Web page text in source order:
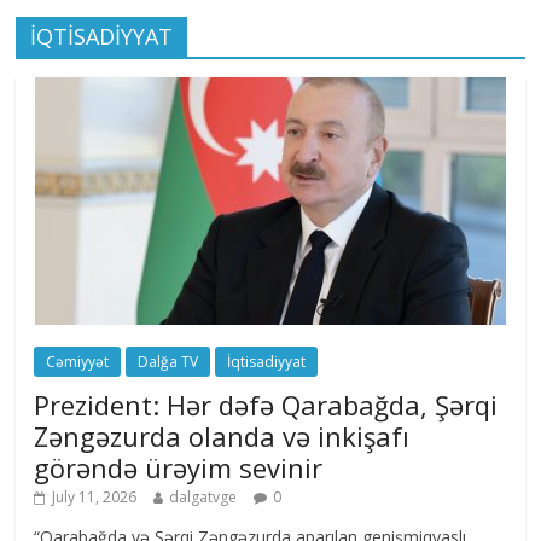
İQTİSADİYYAT
Cəmiyyət Dalğa TV İqtisadiyyat
Prezident: Hər dəfə Qarabağda, Şərqi
Zəngəzurda olanda və inkişafı
görəndə ürəyim sevinir
July 11, 2026 dalgatvge 0